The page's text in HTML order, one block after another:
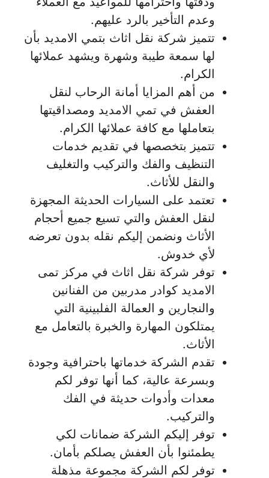
وعدم التأخير بالرد عليهم.
تتميز شركة نقل اثاث بتمي الامديد بأن
لها سمعة طيبة وشهرة ويشهد عملائها
الكرام.
من أهم المزايا أمانة الرحاب لنقل
العفش في تمي الامديد ومصداقيتها
بتعاملها مع كافة عملائها الكرام.
تتميز بتخصصها في تقديم خدمات
التنظيف والفك والتركيب والتغليف
والنقل للأثاث.
تعتمد على السيارات الحديثة المجهزة
لنقل العفش والتي تسيع جميع أحجام
الأثاث ونضمن إليكم نقله بدون تعرضه
لأي خدوش.
توفر شركة نقل اثاث في مركز تمى
الامديد كوادر مدربين من الفنانين
والنجارين و العمالة الفلبينية التي
يمتلكون المهارة والخبرة بالتعامل مع
الأثاث.
تقدم الشركة خدماتها باحترافية وجودة
وبسرعة عالية، كما أنها توفر لكم
معدات وأدوات حديثة في الفك
والتركيب.
توفر إليكم الشركة ضمانات لكي
يطمئنوا بأن العفش يصلكم بأمان.
توفر لكم الشركة مجموعة مذهلة